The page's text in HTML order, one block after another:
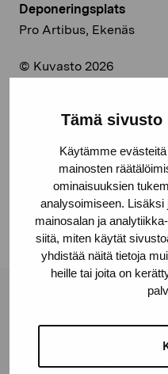
Tämä sivusto
Käytämme
mainosten
ominaisuuksien
analysoimiseen.
mainosalan ja
siitä, miten käytät
yhdistää näitä tietoja
heille tai joita on
Deponeringsplats
Pro Artibus, Ekenäs
© Kuvasto 2026
Facebook
Linkedin